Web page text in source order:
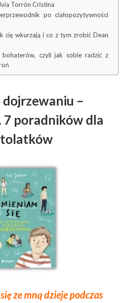
Torrón Cristina
po ciałopozytywności
cię wkurzają i co z tym zrobić Dean
bohaterów, czyli jak sobie radzić z
dojrzewaniu –
7 poradników dla
ze mną dzieje podczas